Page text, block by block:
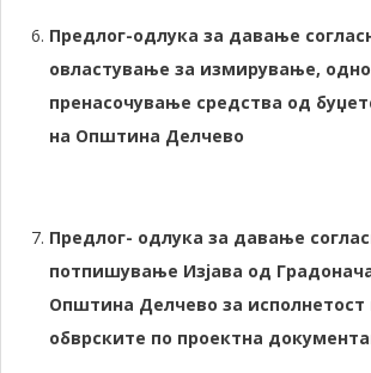
Предлог-одлука за давање
овластување за измирување,
пренасочување средства од
на Општина Делчево
Предлог- одлука за давање
потпишување Изјава од
Општина Делчево за исполнетост
обврските по проектна